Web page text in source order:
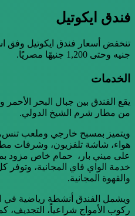
فندق ايكوتيل
جنيه وحتى 1,200 جنيهًا مصريًا.
الخدمات
من مطار شرم الشيخ الدولي.
ويتميز بمسبح خارجي وملعب
هواء، شاشة تلفزيون، وشرفات
على ميني بار، حمام خاص مزود
خدمة الواي فاي المجانية،
والقهوة المجانية.
ويشمل الفندق أنشطة رياضية في
ركوب الأمواج شراعياً، التجديف،